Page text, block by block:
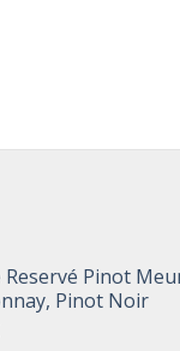
Reservé Pinot
Pinot Noir